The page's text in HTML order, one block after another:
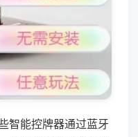
智能控牌器通过蓝牙